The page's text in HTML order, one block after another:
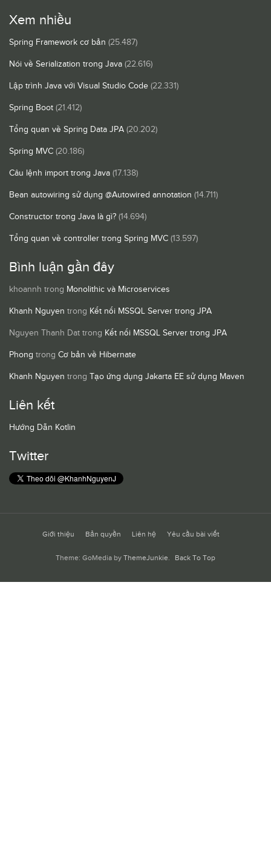
Xem nhiều
Spring Framework cơ bản (25.487)
Nói về Serialization trong Java (22.616)
Lập trình Java với Visual Studio Code (22.331)
Spring Boot (21.412)
Tổng quan về Spring Data JPA (20.202)
Spring MVC (20.186)
Câu lệnh import trong Java (17.138)
Bean autowiring sử dụng @Autowired annotation (14.711)
Constructor trong Java là gì? (14.694)
Tổng quan về controller trong Spring MVC (13.597)
Bình luận gần đây
khoannh trong Monolithic và Microservices
Khanh Nguyen trong Kết nối MSSQL Server trong JPA
Nguyen Thanh Dat trong Kết nối MSSQL Server trong JPA
Phong trong Cơ bản về Hibernate
Khanh Nguyen trong Tạo ứng dụng Jakarta EE sử dụng Maven
Liên kết
Hướng Dẫn Kotlin
Twitter
Giới thiệu Bản quyền Liên hệ Yêu cầu bài viết
Theme: GoMedia by ThemeJunkie. Back To Top